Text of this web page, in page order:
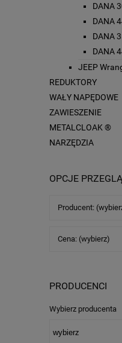
DANA
DANA
DANA
DANA
JEEP
REDUKTORY
WAŁY NAPĘDOWE
ZAWIESZENIE
METALCLOAK ®
NARZĘDZIA
OPCJE
Producent:
Cena: (wybierz)
PRODUCENCI
Wybierz producenta